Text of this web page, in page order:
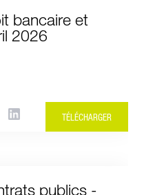
bancaire et
2026
TÉLÉCHARGER
publics -